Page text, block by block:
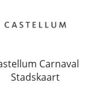
Carnaval
Stadskaart